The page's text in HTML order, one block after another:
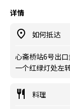
详情
如何抵达
心斋桥站6号出
一个红绿灯处左
料理